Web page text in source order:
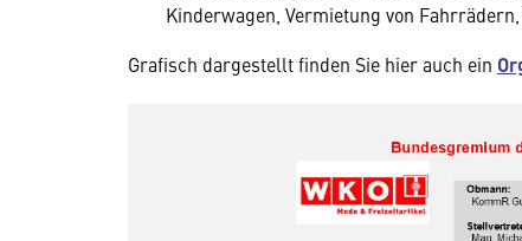
Kinderwagen, Vermietung von
Grafisch dargestellt finden Sie hier auch ein